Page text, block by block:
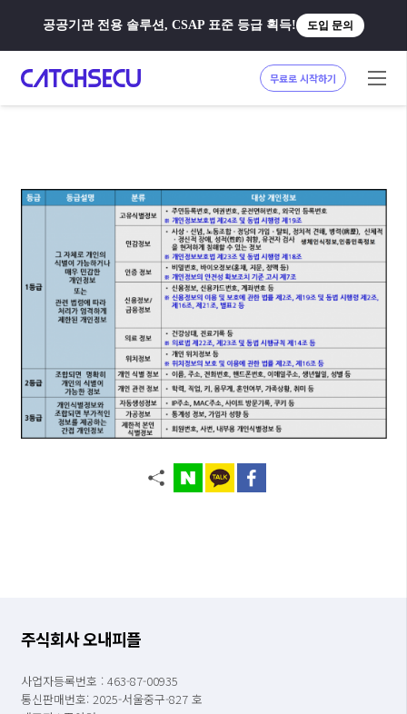
공공기관 전용 솔루션, CSAP 표준 등급 획득! 도입 문의
무료로 시작하기
주식회사 오내피플
사업자등록번호 : 463-87-00935
통신판매번호: 2025-서울중구-827 호